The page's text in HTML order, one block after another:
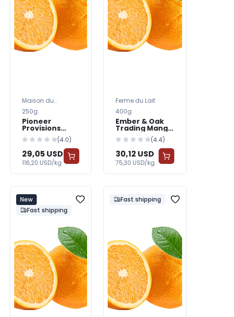
Maison du
Fromage
250g
Pioneer
Provisions
Peach Yogurt
(4.0)
29,05 USD
116,20 USD/kg
Ferme du Lait
400g
Ember & Oak
Trading Mango
Yogurt (4.4)
30,12 USD
75,30 USD/kg
New
Fast shipping
Fast shipping